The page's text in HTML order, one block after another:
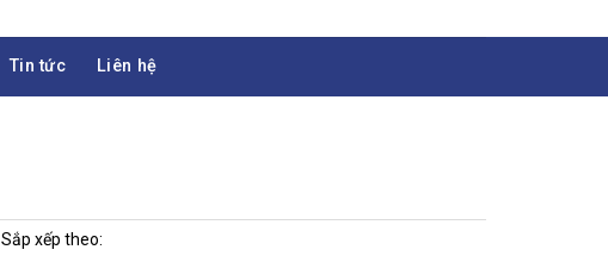
Tin tức Liên hệ
Sắp xếp theo: